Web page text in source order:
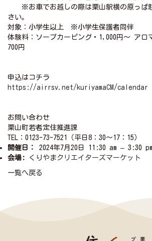
※お車でお越しの際は栗山駅横の原っぱ
さい。
対象：小学生以上 ※小学生保護者同伴
体験料：ソープカーピング・1,000円～ アロ
700円
申込はコチラ
https://airrsv.net/kuriyamaCM/calendar
お問い合わせ
栗山町若者定住推進課
TEL：0123-73-7521（平日8：30～17：15）
開催日：
2024年7月20日 11:30 am – 3:30 pm
会場:
くりやまクリエイターズマーケット
一覧へ戻る